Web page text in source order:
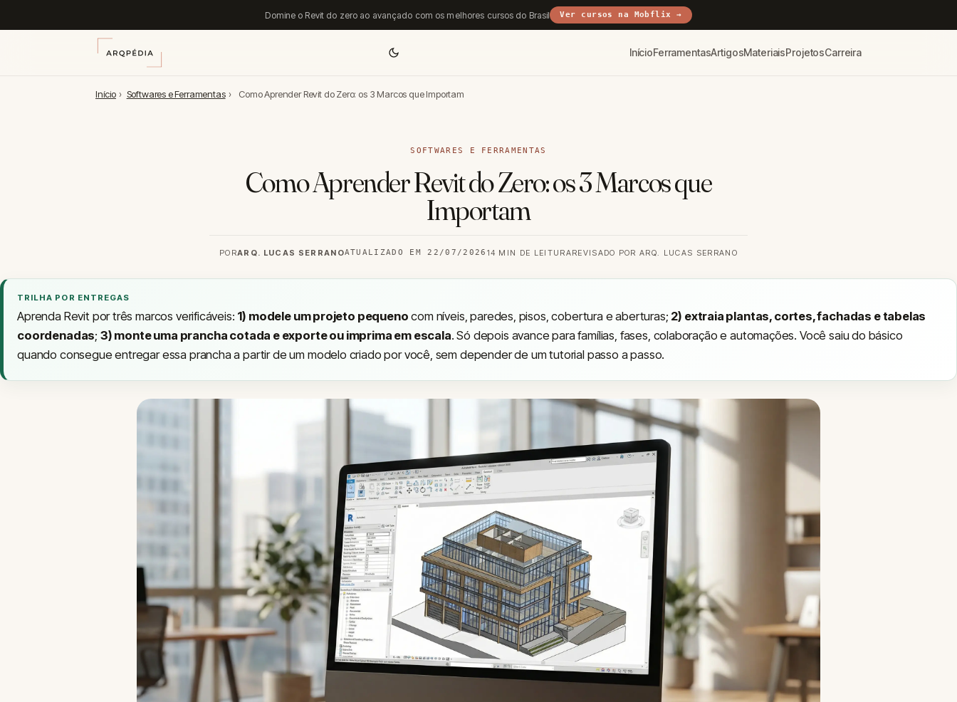
Domine o Revit do zero ao avançado com os melhores cursos do Brasil Ver cursos na Mobflix →
InícioFerramentasArtigosMateriaisProjetosCarreira
Início › Softwares e Ferramentas › Como Aprender Revit do Zero: os 3 Marcos que Importam
SOFTWARES E FERRAMENTAS
Como Aprender Revit do Zero: os 3 Marcos que
Importam
PORARQ. LUCAS SERRANOATUALIZADO EM 22/07/2026 14 MIN DE LEITURAREVISADO POR ARQ. LUCAS SERRANO
TRILHA POR ENTREGAS
Aprenda Revit por três marcos verificáveis: 1) modele um projeto pequeno com níveis, paredes, pisos, cobertura e aberturas; 2) extraia plantas, cortes, fachadas e tabelas
coordenadas; 3) monte uma prancha cotada e exporte ou imprima em escala. Só depois avance para famílias, fases, colaboração e automações. Você saiu do básico
quando consegue entregar essa prancha a partir de um modelo criado por você, sem depender de um tutorial passo a passo.